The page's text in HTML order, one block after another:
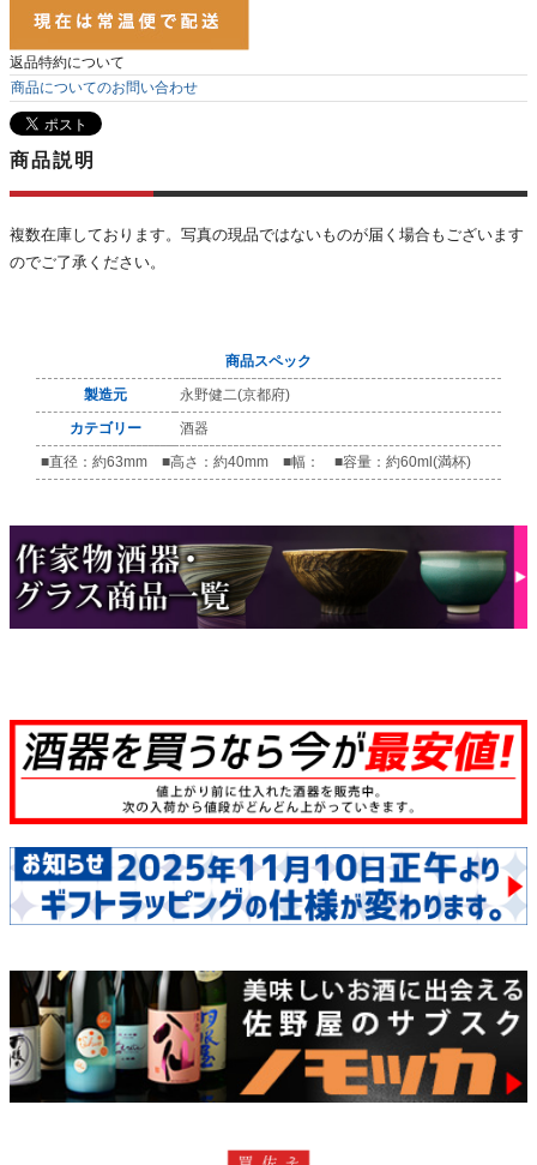
返品特約について
商品についてのお問い合わせ
商品説明
複数在庫しております。写真の現品ではないものが届く場合もございます
のでご了承ください。
商品スペック
製造元
永野健二(京都府)
カテゴリー
酒器
■直径：約63mm ■高さ：約40mm ■幅： ■容量：約60ml(満杯)